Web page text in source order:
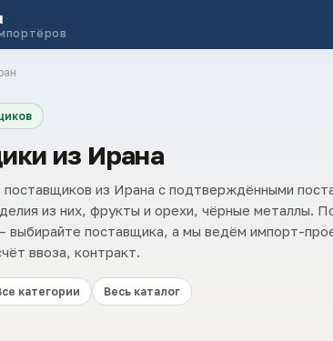
из Ирана
поставщиков из Ирана с подтверждёнными
из них, фрукты и орехи, чёрные металлы.
поставщика, а мы ведём импорт-
ввоза, контракт.
категории Весь каталог